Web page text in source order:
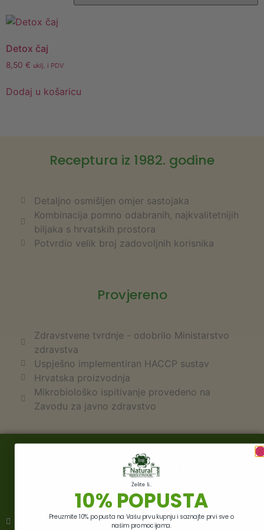
Detox čaj
8,50 € uklj. i PDV
Dodaj u košaricu
Receptura iz 1982. godine
Detaljno osmišljen omjer sastojaka
Kombinacija pomno odabranih, najkvalitetnijih
biljaka s hrvatskih prostora
Potvrdio velik broj zadovoljnih korisnika
Provjereno
Zdravstvene tvrdnje - odobrilo Ministarstvo
zdravstva
Uspješno implementiran HACCP sustav
Hrvatska proizvodnja
Mikrobiološko ispitivanje provedeno na
Zavodu za javno zdravstvo
UVJETI KORIŠTENJA
OPĆI UVJETI
Želite li...
10% POPUSTA
Preuzmite 10% popusta na Vašu prvu kupnju i saznajte prvi sve o
našim promocijama.